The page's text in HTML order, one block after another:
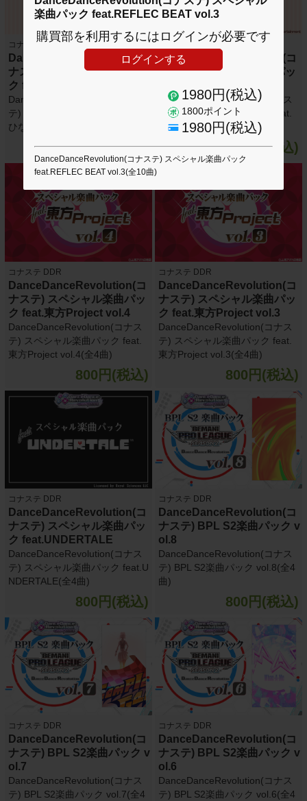
楽曲パック feat.REFLEC BEAT vol.3
購買部を利用するにはログインが必要です
ログインする
1980円(税込)
1800ポイント
1980円(税込)
DanceDanceRevolution(コナステ) スペシャル楽曲パック
feat.REFLEC BEAT vol.3(全10曲)
コナステ DDR
DanceDanceRevolution(コ
ナステ) スペシャル楽曲パッ
ク feat.ひなビタ♪ vol.2
DanceDanceRevolution(コナス
テ) スペシャル楽曲パック feat.
ひなビタ♪ vol.2(全4曲)
800円(税込)
コナステ DDR
DanceDanceRevolution(コ
ナステ) スペシャル楽曲パッ
ク feat.ひなビタ♪ vol.1
DanceDanceRevolution(コナス
テ) スペシャル楽曲パック feat.
ひなビタ♪ vol.1(全4曲)
800円(税込)
コナステ DDR
DanceDanceRevolution(コ
ナステ) スペシャル楽曲パッ
ク feat.東方Project vol.4
DanceDanceRevolution(コナス
テ) スペシャル楽曲パック feat.
東方Project vol.4(全4曲)
800円(税込)
コナステ DDR
DanceDanceRevolution(コ
ナステ) スペシャル楽曲パッ
ク feat.東方Project vol.3
DanceDanceRevolution(コナス
テ) スペシャル楽曲パック feat.
東方Project vol.3(全4曲)
800円(税込)
コナステ DDR
DanceDanceRevolution(コ
ナステ) スペシャル楽曲パッ
ク feat.UNDERTALE
DanceDanceRevolution(コナス
テ) スペシャル楽曲パック feat.U
NDERTALE(全4曲)
800円(税込)
コナステ DDR
DanceDanceRevolution(コ
ナステ) BPL S2楽曲パック v
ol.8
DanceDanceRevolution(コナス
テ) BPL S2楽曲パック vol.8(全4
曲)
800円(税込)
コナステ DDR
DanceDanceRevolution(コ
ナステ) BPL S2楽曲パック v
ol.7
DanceDanceRevolution(コナス
テ) BPL S2楽曲パック vol.7(全4
コナステ DDR
DanceDanceRevolution(コ
ナステ) BPL S2楽曲パック v
ol.6
DanceDanceRevolution(コナス
テ) BPL S2楽曲パック vol.6(全4